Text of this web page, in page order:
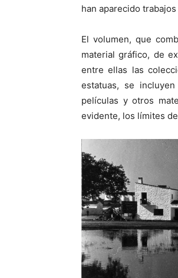
han aparecido
El volumen, que
material gráfico, de
entre ellas las
estatuas, se
películas y otros
evidente, los límites